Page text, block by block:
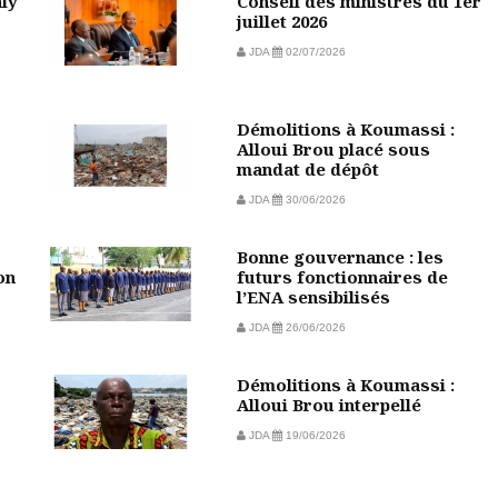
juillet 2026
JDA 02/07/2026
Démolitions à Koumassi :
Alloui Brou placé sous
mandat de dépôt
JDA 30/06/2026
Bonne gouvernance : les
futurs fonctionnaires de
l’ENA sensibilisés
JDA 26/06/2026
Démolitions à Koumassi :
Alloui Brou interpellé
JDA 19/06/2026